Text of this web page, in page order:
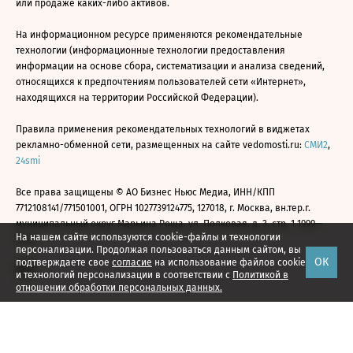
На нашем сайте используются cookie-файлы и технологии
персонализации. Продолжая пользоваться данным сайтом, вы
подтверждаете свое согласие на использование файлов cookie
и технологий персонализации в соответствии с Политикой в
отношении обработки персональных данных.
ОК
или продаже каких-либо активов.
На информационном ресурсе применяются рекомендательные
технологии (информационные технологии предоставления
информации на основе сбора, систематизации и анализа сведений,
относящихся к предпочтениям пользователей сети «Интернет»,
находящихся на территории Российской Федерации).
Правила применения рекомендательных технологий в виджетах
рекламно-обменной сети, размещенных на сайте vedomosti.ru: СМИ2,
24smi
Все права защищены © АО Бизнес Ньюс Медиа, ИНН/КПП
7712108141/771501001, ОГРН 1027739124775, 127018, г. Москва, вн.тер.г.
муниципальный округ Марьина Роща, ул. Полковая, д. 3, стр. 1 1999—
2026